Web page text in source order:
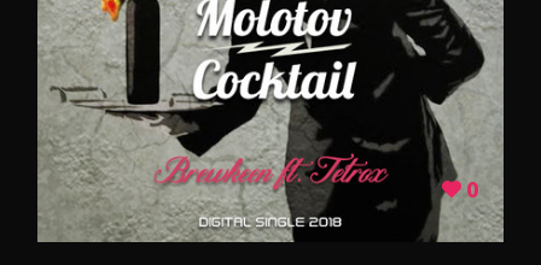
AMBIENT
AMBIENT BREAKBEAT
AMBIENT DUB
AMBIENT TECHNО
BREAKBEAT AMBIENT BREAKBEAT
0